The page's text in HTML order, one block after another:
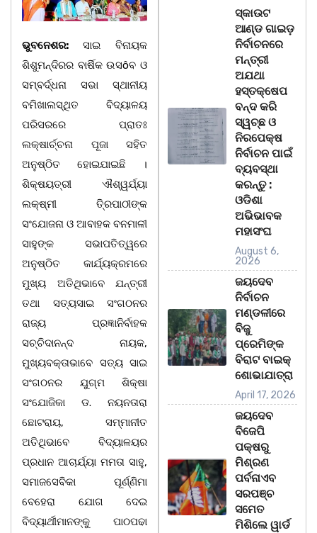
ଭୁବନେଶର: ସାଇ ବିନାୟକ
ଶିଶୁମନ୍ଦିରର ବାର୍ଷିକ ଉସôବ ଓ
ସମ୍ବର୍ଦ୍ଧନା ସଭା ସ୍ଥାନୀୟ
ବମିଖାଲସ୍ଥିତ ବିଦ୍ୟାଳୟ
ପରିସରରେ ପ୍ରାତଃ
ଲକ୍ଷାର୍ଚ୍ଚନା ପୂଜା ସହିତ
ଅନୁଷ୍ଠିତ ହୋଇଯାଇଛି ।
ଶିକ୍ଷୟତ୍ରୀ ଐଶ୍ୱର୍ଯ୍ୟା
ଲକ୍ଷ୍ମୀ ତି୍ରପାଠୀଙ୍କ
ସଂଯୋଜନା ଓ ଆବାହକ ବନମାଳୀ
ସାହୁଙ୍କ ସଭାପତିତ୍ୱରେ
ଅନୁଷ୍ଠିତ କାର୍ଯ୍ୟକ୍ରମରେ
ମୁଖ୍ୟ ଅତିଥିଭାବେ ଯନ୍ତ୍ରୀ
ତଥା ସତ୍ୟସାଇ ସଂଗଠନର
ରାଜ୍ୟ ପ୍ରଜ୍ଞାନିର୍ବାହକ
ସଚ୍ଚିଦାନନ୍ଦ ନାୟକ,
ମୁଖ୍ୟବକ୍ତାଭାବେ ସତ୍ୟ ସାଇ
ସଂଗଠନର ଯୁଗ୍ମ ଶିକ୍ଷା
ସଂଯୋଜିକା ଡ. ନୟନତାରା
ଛୋଟରାୟ, ସମ୍ମାନୀତ
ଅତିଥିଭାବେ ବିଦ୍ୟାଳୟର
ପ୍ରଧାନ ଆଚାର୍ଯ୍ୟା ମମତା ସାହୁ,
ସମାଜସେବିକା ପୂର୍ଣ୍ଣିମା
ବେହେରା ଯୋଗ ଦେଇ
ବିଦ୍ୟାର୍ଥୀମାନଙ୍କୁ ପାଠପଢା
ସ୍କାଉଟ
ଆଣ୍ଡ ଗାଇଡ଼
ନିର୍ବାଚନରେ
ମନ୍ତ୍ରୀ
ଅଯଥା
ହସ୍ତକ୍ଷେପ
ବନ୍ଦ କରି
ସ୍ୱଚ୍ଛ ଓ
ନିରପେକ୍ଷ
ନିର୍ବାଚନ ପାଇଁ
ବ୍ୟବସ୍ଥା
କରନ୍ତୁ :
ଓଡିଶା
ଅଭିଭାବକ
ମହାସଂଘ
August 6,
2026
ଜୟଦେବ
ନିର୍ବାଚନ
ମଣ୍ଡଳୀରେ
ବିଜୁ
ପ୍ରେମିଙ୍କ
ବିରାଟ ବାଇକ୍
ଶୋଭାଯାତ୍ରା
April 17, 2026
ଜୟଦେବ
ବିଜେପି
ପକ୍ଷରୁ
ମିଶ୍ରଣ
ପର୍ବନାଏବ
ସରପଞ୍ଚ
ସମେତ
ମିଶିଲେ ୱାର୍ଡ